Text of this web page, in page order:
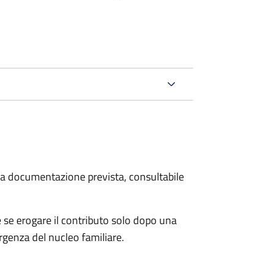
documentazione prevista, consultabile
erogare il contributo solo dopo una
del nucleo familiare.